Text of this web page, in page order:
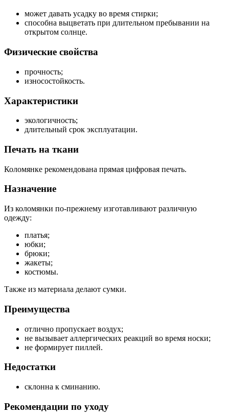
может давать усадку во время стирки;
способна выцветать при длительном пребывании на
открытом солнце.
Физические свойства
прочность;
износостойкость.
Характеристики
экологичность;
длительный срок эксплуатации.
Печать на ткани
Коломянке рекомендована прямая цифровая печать.
Назначение
Из коломянки по-прежнему изготавливают различную
одежду:
платья;
юбки;
брюки;
жакеты;
костюмы.
Также из материала делают сумки.
Преимущества
отлично пропускает воздух;
не вызывает аллергических реакций во время носки;
не формирует пиллей.
Недостатки
склонна к сминанию.
Рекомендации по уходу